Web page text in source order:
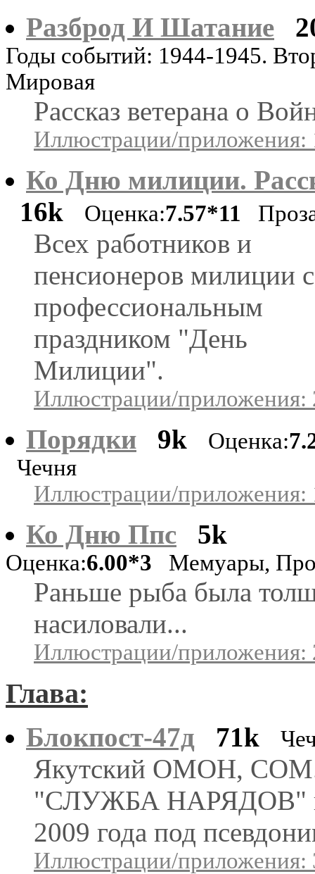
Разброд И Шатание
Годы событий: 1944-1945.
Мировая
Рассказ ветерана о
Иллюстрации/приложения:
Ко Дню милиции.
16k
Оценка:7.57*11
Всех работников и
пенсионеров милиции с
профессиональным
праздником "День
Милиции".
Иллюстрации/приложения:
Порядки 9k Оценка:
Чечня
Иллюстрации/приложения:
Ко Дню Ппс 5k
Оценка:6.00*3 Мемуары,
Раньше рыба была
насиловали...
Иллюстрации/приложения:
Глава:
Блокпост-47д 71k
Якутский ОМОН, СОМ.
"СЛУЖБА НАРЯДОВ"
2009 года под
Иллюстрации/приложения: